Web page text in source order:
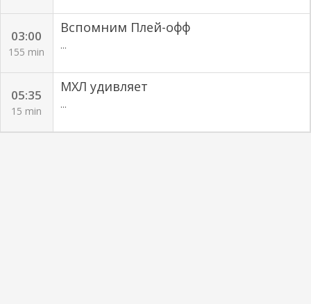
03:00
155 min
Вспомним Плей-офф
...
05:35
15 min
МХЛ удивляет
...